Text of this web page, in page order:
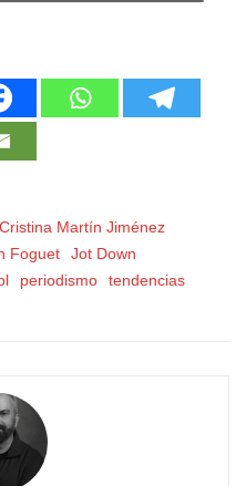
Cristina Martín Jiménez
Foguet
Jot Down
periodismo tendencias